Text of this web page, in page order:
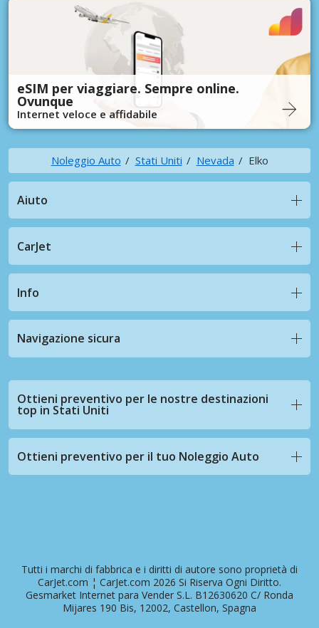
eSIM per viaggiare. Sempre online.
Ovunque
Internet veloce e affidabile
Noleggio Auto Stati Uniti Nevada Elko
Aiuto
CarJet
Info
Navigazione sicura
Ottieni preventivo per le nostre destinazioni
top in Stati Uniti
Ottieni preventivo per il tuo Noleggio Auto
Tutti i marchi di fabbrica e i diritti di autore sono proprietà di
CarJet.com ¦ CarJet.com 2026 Si Riserva Ogni Diritto.
Gesmarket Internet para Vender S.L. B12630620 C/ Ronda
Mijares 190 Bis, 12002, Castellon, Spagna